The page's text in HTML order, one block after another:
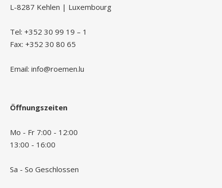
L-8287 Kehlen | Luxembourg
Tel: +352 30 99 19 – 1
Fax: +352 30 80 65
Email: info@roemen.lu
Öffnungszeiten
Mo - Fr 7:00 - 12:00
13:00 - 16:00
Sa - So Geschlossen